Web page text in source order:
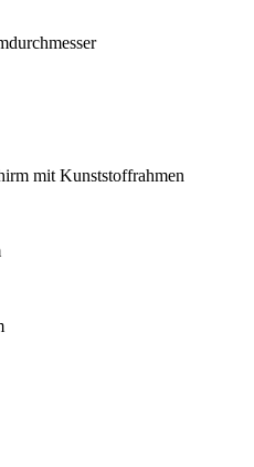
mit Kunststoffrahmen